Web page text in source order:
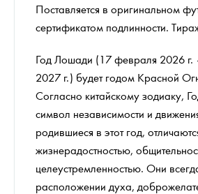
Поставляется в оригинальном
сертификатом подлинности.
Год Лошади (17 февраля 2026 г.
2027 г.) будет годом Красной
Согласно китайскому зодиаку,
символ независимости и
родившиеся в этот год,
жизнерадостностью,
целеустремленностью. Они
расположении духа,